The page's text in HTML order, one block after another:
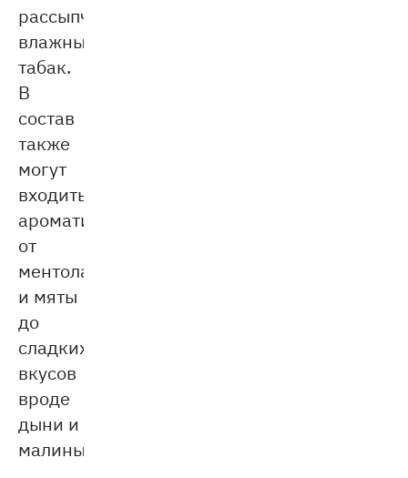
рассыпчатый
влажный
табак.
В
состав
также
могут
входить
ароматизаторы:
от
ментола
и мяты
до
сладких
вкусов
вроде
дыни и
малины.